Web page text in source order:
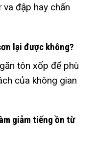
đập hay chấn
lại được không?
tôn xốp để phù
của không gian
giảm tiếng ồn từ